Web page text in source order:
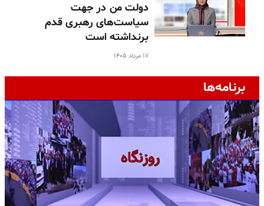
دولت من در جهت
سیاست‌های رهبری قدم
برنداشته است
۱۷ مرداد ۱۴۰۵
برنامه‌ها